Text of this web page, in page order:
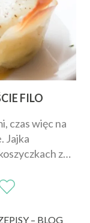
FILO
czas więc na
Jajka
z…
– BLOG